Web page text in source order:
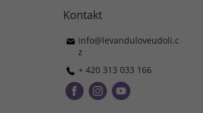
Kontakt
info@levanduloveudoli.c
z
+ 420 313 033 166